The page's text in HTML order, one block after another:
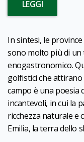
LEGGI
In sintesi, le
sono molto più di
enogastronomico.
golfistici che
campo è una poesia
incantevoli, in cui la
ricchezza naturale e
Emilia, la terra dello